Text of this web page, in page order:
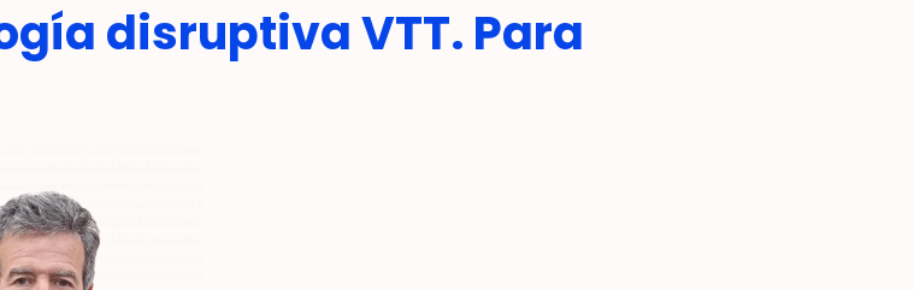
disruptiva VTT. Para